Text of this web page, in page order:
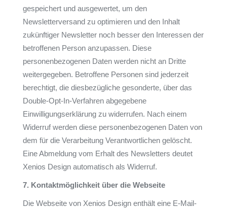
gespeichert und ausgewertet, um den
Newsletterversand zu optimieren und den Inhalt
zukünftiger Newsletter noch besser den Interessen der
betroffenen Person anzupassen. Diese
personenbezogenen Daten werden nicht an Dritte
weitergegeben. Betroffene Personen sind jederzeit
berechtigt, die diesbezügliche gesonderte, über das
Double-Opt-In-Verfahren abgegebene
Einwilligungserklärung zu widerrufen. Nach einem
Widerruf werden diese personenbezogenen Daten von
dem für die Verarbeitung Verantwortlichen gelöscht.
Eine Abmeldung vom Erhalt des Newsletters deutet
Xenios Design automatisch als Widerruf.
7. Kontaktmöglichkeit über die Webseite
Die Webseite von Xenios Design enthält eine E-Mail-